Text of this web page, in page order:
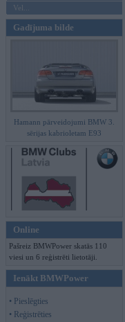
Vel...
Gadījuma bilde
Hamann pārveidojumi BMW 3.
sērijas kabrioletam E93
Online
Pašreiz BMWPower skatās 110
viesi un 6 reģistrēti lietotāji.
Ienākt BMWPower
• Pieslēgties
• Reģistrēties